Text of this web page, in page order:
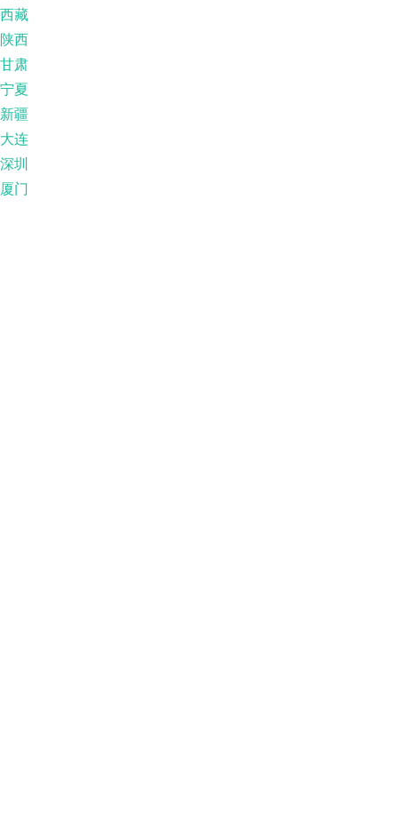
西藏
陕西
甘肃
宁夏
新疆
大连
深圳
厦门